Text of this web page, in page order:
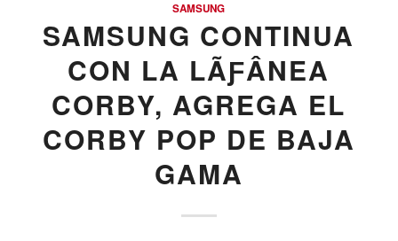
SAMSUNG
SAMSUNG CONTINUA
CON LA LÃƑÂ­NEA
CORBY, AGREGA EL
CORBY POP DE BAJA
GAMA